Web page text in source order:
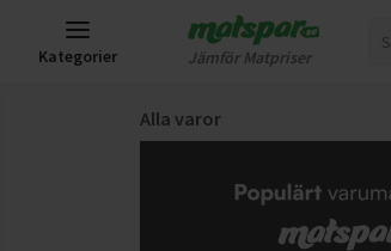
Kategorier Jämför Matpriser
Alla varor